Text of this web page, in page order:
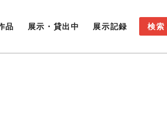
品 展示・貸出中 展示記録 検索